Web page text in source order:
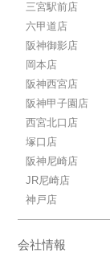
三宮駅前店
六甲道店
阪神御影店
岡本店
阪神西宮店
阪神甲子園店
西宮北口店
塚口店
阪神尼崎店
JR尼崎店
神戸店
会社情報